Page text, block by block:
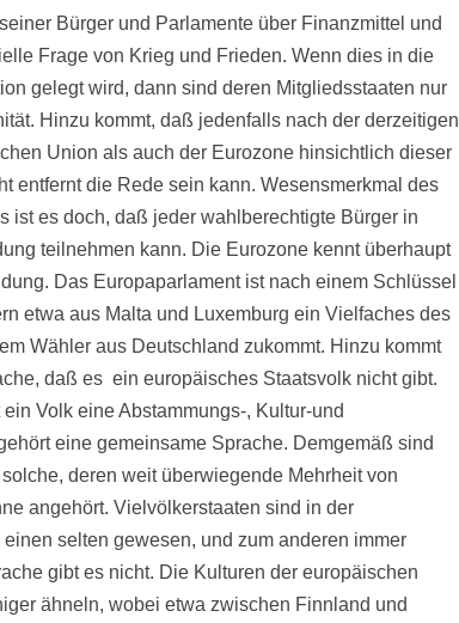
Bürger und Parlamente über Finanzmittel und
Frage von Krieg und Frieden. Wenn dies in die
gelegt wird, dann sind deren Mitgliedsstaaten nur
Hinzu kommt, daß jedenfalls nach der derzeitigen
Union als auch der Eurozone hinsichtlich dieser
entfernt die Rede sein kann. Wesensmerkmal des
ist es doch, daß jeder wahlberechtigte Bürger in
teilnehmen kann. Die Eurozone kennt überhaupt
Das Europaparlament ist nach einem Schlüssel
etwa aus Malta und Luxemburg ein Vielfaches des
Wähler aus Deutschland zukommt. Hinzu kommt
daß es ein europäisches Staatsvolk nicht gibt.
Volk eine Abstammungs-, Kultur-und
eine gemeinsame Sprache. Demgemäß sind
deren weit überwiegende Mehrheit von
angehört. Vielvölkerstaaten sind in der
selten gewesen, und zum anderen immer
gibt es nicht. Die Kulturen der europäischen
ähneln, wobei etwa zwischen Finnland und